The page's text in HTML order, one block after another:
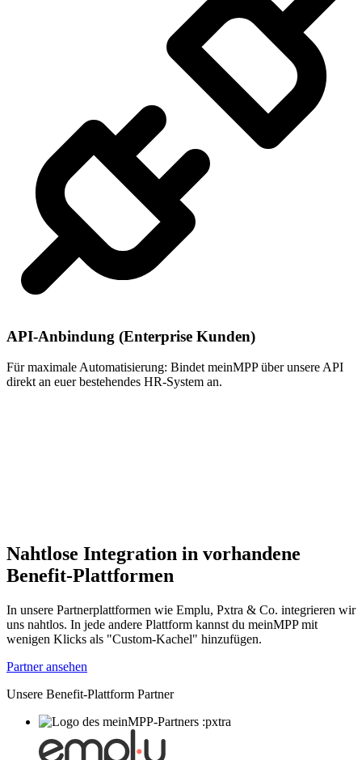
API-Anbindung (Enterprise Kunden)
Für maximale Automatisierung: Bindet meinMPP über unsere API
direkt an euer bestehendes HR-System an.
Nahtlose Integration in vorhandene
Benefit-Plattformen
In unsere Partnerplattformen wie Emplu, Pxtra & Co. integrieren wir
uns nahtlos. In jede andere Plattform kannst du meinMPP mit
wenigen Klicks als "Custom-Kachel" hinzufügen.
Partner ansehen
Unsere Benefit-Plattform Partner